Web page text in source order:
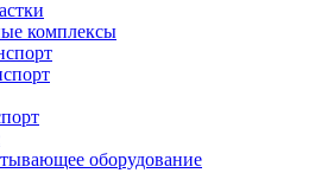
комплексы
оборудование